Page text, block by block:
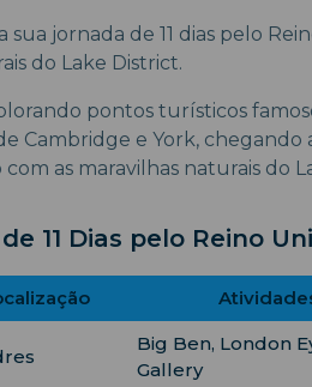
jornada de 11 dias pelo
do Lake District.
pontos turísticos
Cambridge e York,
as maravilhas naturais do
11 Dias pelo Reino
Big Ben, London
Gallery